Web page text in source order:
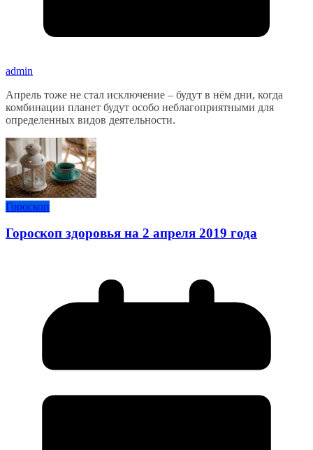
admin
Апрель тоже не стал исключение – будут в нём дни, когда
комбинации планет будут особо неблагоприятными для
определенных видов деятельности.
Гороскоп
Гороскоп здоровья на 2 апреля 2019 года